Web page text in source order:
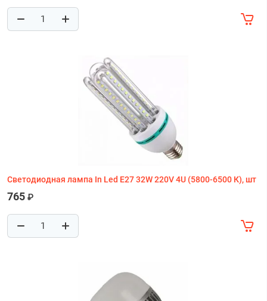
Светодиодная лампа In Led E27 32W 220V 4U (5800-6500 К), шт
765 ₽